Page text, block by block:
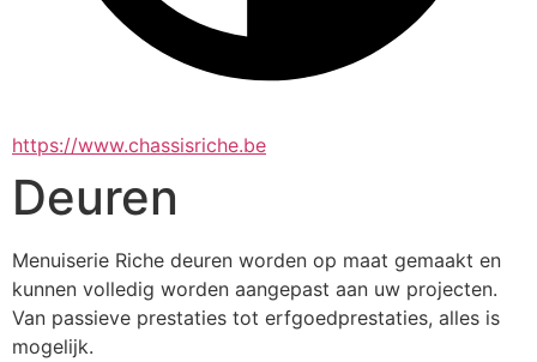
https://www.chassisriche.be
Deuren
Menuiserie Riche deuren worden op maat gemaakt en
kunnen volledig worden aangepast aan uw projecten.
Van passieve prestaties tot erfgoedprestaties, alles is
mogelijk.